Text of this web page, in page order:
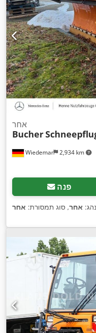
Wiedemar 2,934 km
אחר
Bucher
פנה
אחר, סוג תמסורת: אחר